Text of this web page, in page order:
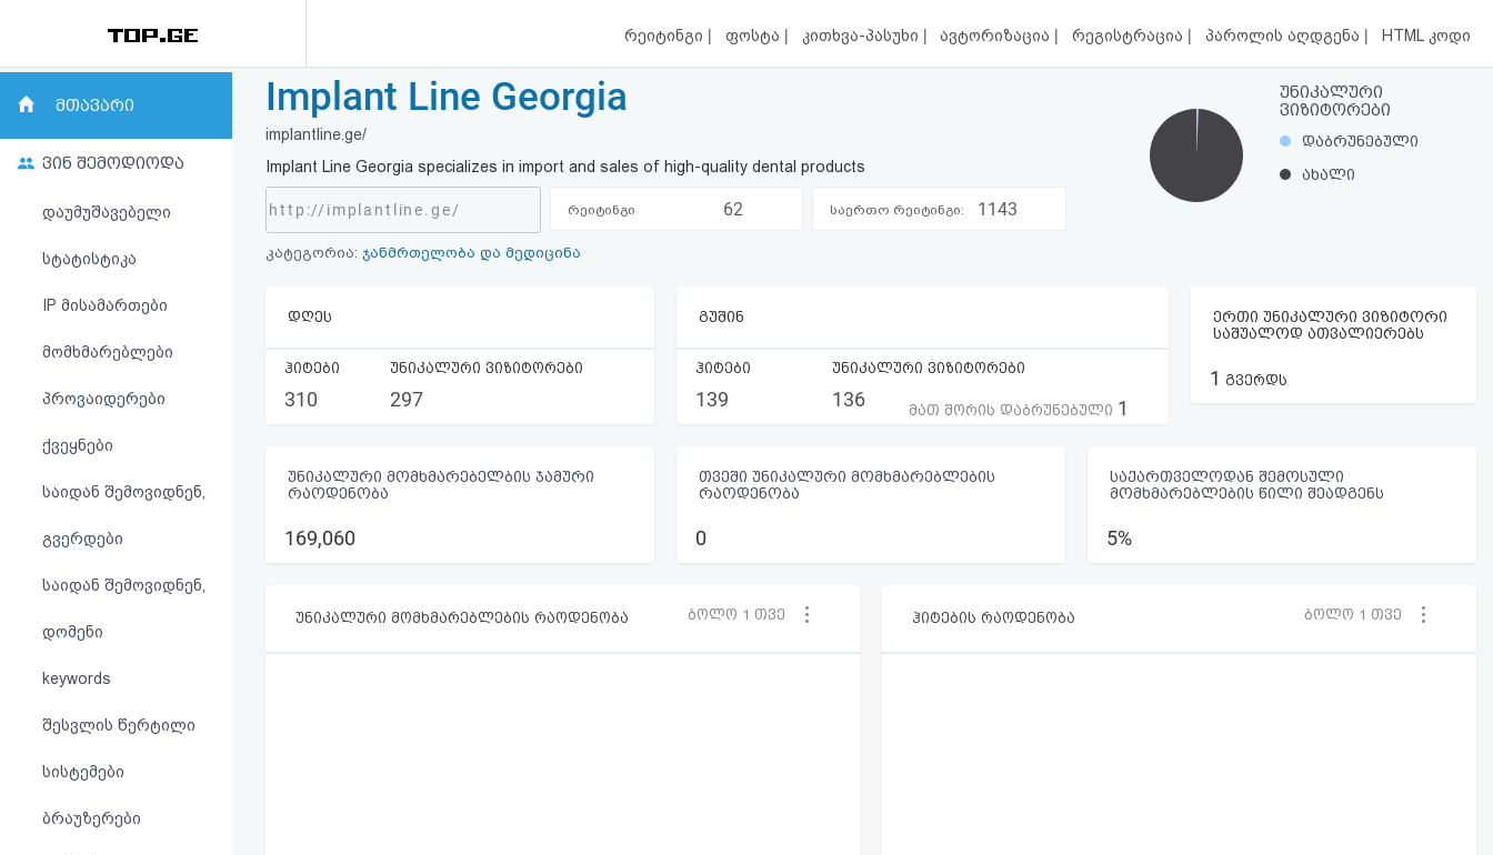
რეიტინგი | ფოსტა | კითხვა-პასუხი | ავტორიზაცია | რეგისტრაცია | პაროლის აღდგენა | HTML კოდი
რეიტინგი
(მთავარი)
კითხვა-
პასუხი
ავტორიზაცია
რეგისტრაცია
სალიცენზიო
შეთანხმება
მთავარი
ვინ შემოდიოდა
დაუმუშავებელი
სტატისტიკა
IP მისამართები
მომხმარებლები
პროვაიდერები
ქვეყნები
საიდან შემოვიდნენ,
გვერდები
საიდან შემოვიდნენ,
დომენი
keywords
შესვლის წერტილი
სისტემები
ბრაუზერები
Implant Line Georgia
implantline.ge/
Implant Line Georgia specializes in import and sales of high-quality dental products
http://implantline.ge/ რეიტინგი
კატეგორიაში:
62 საერთო რეიტინგი: 1143
კატეგორია: ჯანმრთელობა და მედიცინა
უნიკალური
ვიზიტორები
დაბრუნებული
ახალი
დღეს
ჰიტები
310
უნიკალური ვიზიტორები
297
გუშინ
ჰიტები
139
უნიკალური ვიზიტორები
136 მათ შორის დაბრუნებული 1
ერთი უნიკალური ვიზიტორი
საშუალოდ ათვალიერებს
1 გვერდს
უნიკალური მომხმარებელბის ჯამური
რაოდენობა
169,060
თვეში უნიკალური მომხმარებლების
რაოდენობა
0
საქართველოდან შემოსული
მომხმარებლების წილი შეადგენს
5%
უნიკალური მომხმარებლების რაოდენობა ბოლო 1 თვე ჰიტების რაოდენობა ბოლო 1 თვე